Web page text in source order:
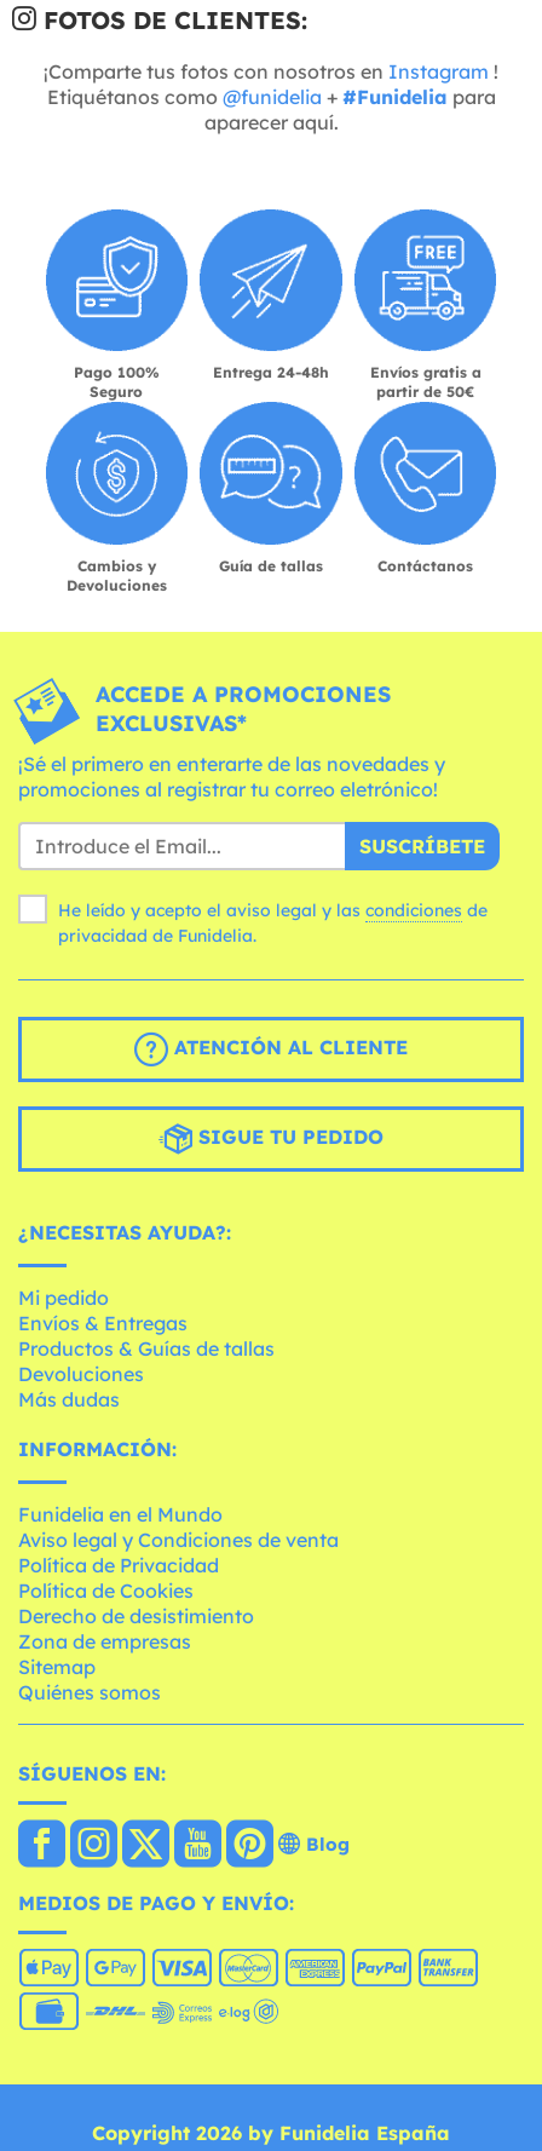
FOTOS DE CLIENTES:
¡Comparte tus fotos con nosotros en Instagram !
Etiquétanos como @funidelia + #Funidelia para
aparecer aquí.
Pago 100%
Seguro
Entrega 24-48h
Envíos gratis a
partir de 50€
Cambios y
Devoluciones
Guía de tallas Contáctanos
ACCEDE A PROMOCIONES
EXCLUSIVAS*
¡Sé el primero en enterarte de las novedades y
promociones al registrar tu correo eletrónico!
SUSCRÍBETE
He leído y acepto el aviso legal y las condiciones
privacidad de Funidelia.
ATENCIÓN AL CLIENTE
SIGUE TU PEDIDO
¿NECESITAS AYUDA?:
Mi pedido
Envíos & Entregas
Productos & Guías de tallas
Devoluciones
Más dudas
INFORMACIÓN:
Funidelia en el Mundo
Aviso legal y Condiciones de venta
Política de Privacidad
Política de Cookies
Derecho de desistimiento
Zona de empresas
Sitemap
Quiénes somos
SÍGUENOS EN:
Blog
MEDIOS DE PAGO Y ENVÍO:
Copyright 2026 by Funidelia España